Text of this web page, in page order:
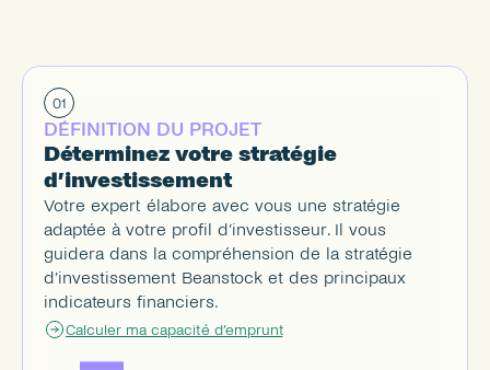
01
DÉFINITION DU PROJET
Déterminez votre stratégie
d’investissement
Votre expert élabore avec vous une stratégie
adaptée à votre profil d’investisseur. Il vous
guidera dans la compréhension de la stratégie
d’investissement Beanstock et des principaux
indicateurs financiers.
Calculer ma capacité d’emprunt